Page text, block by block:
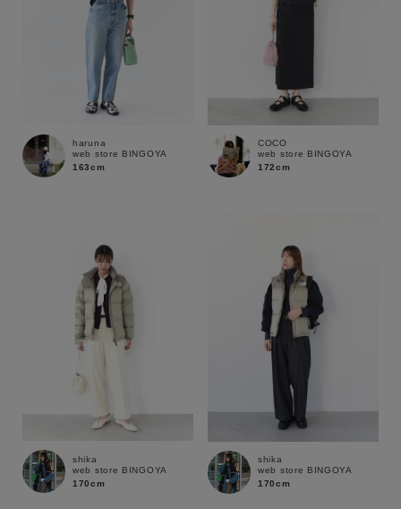
キーワード
haruna
web store BINGOYA
163cm
COCO
web store BINGOYA
172cm
shika
web store BINGOYA
170cm
shika
web store BINGOYA
170cm